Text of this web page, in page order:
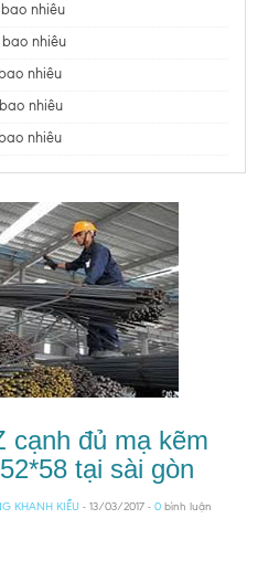
nhiêu
nhiêu
nhiêu
nhiêu
nhiêu
cạnh đủ mạ kẽm
tại sài gòn
KHANH KIỀU - 13/03/2017 - 0 bình luận